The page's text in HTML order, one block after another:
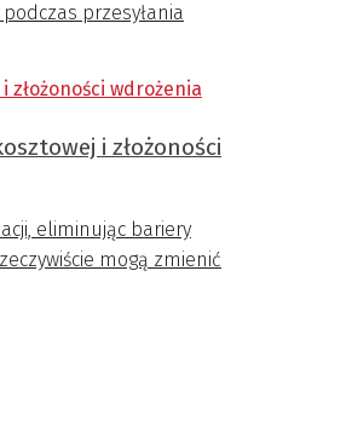
przesyłania
i złożoności
eliminując bariery
mogą zmienić